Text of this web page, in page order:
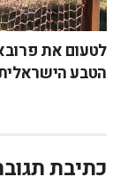
לטעום את
הטבע
כתיבת